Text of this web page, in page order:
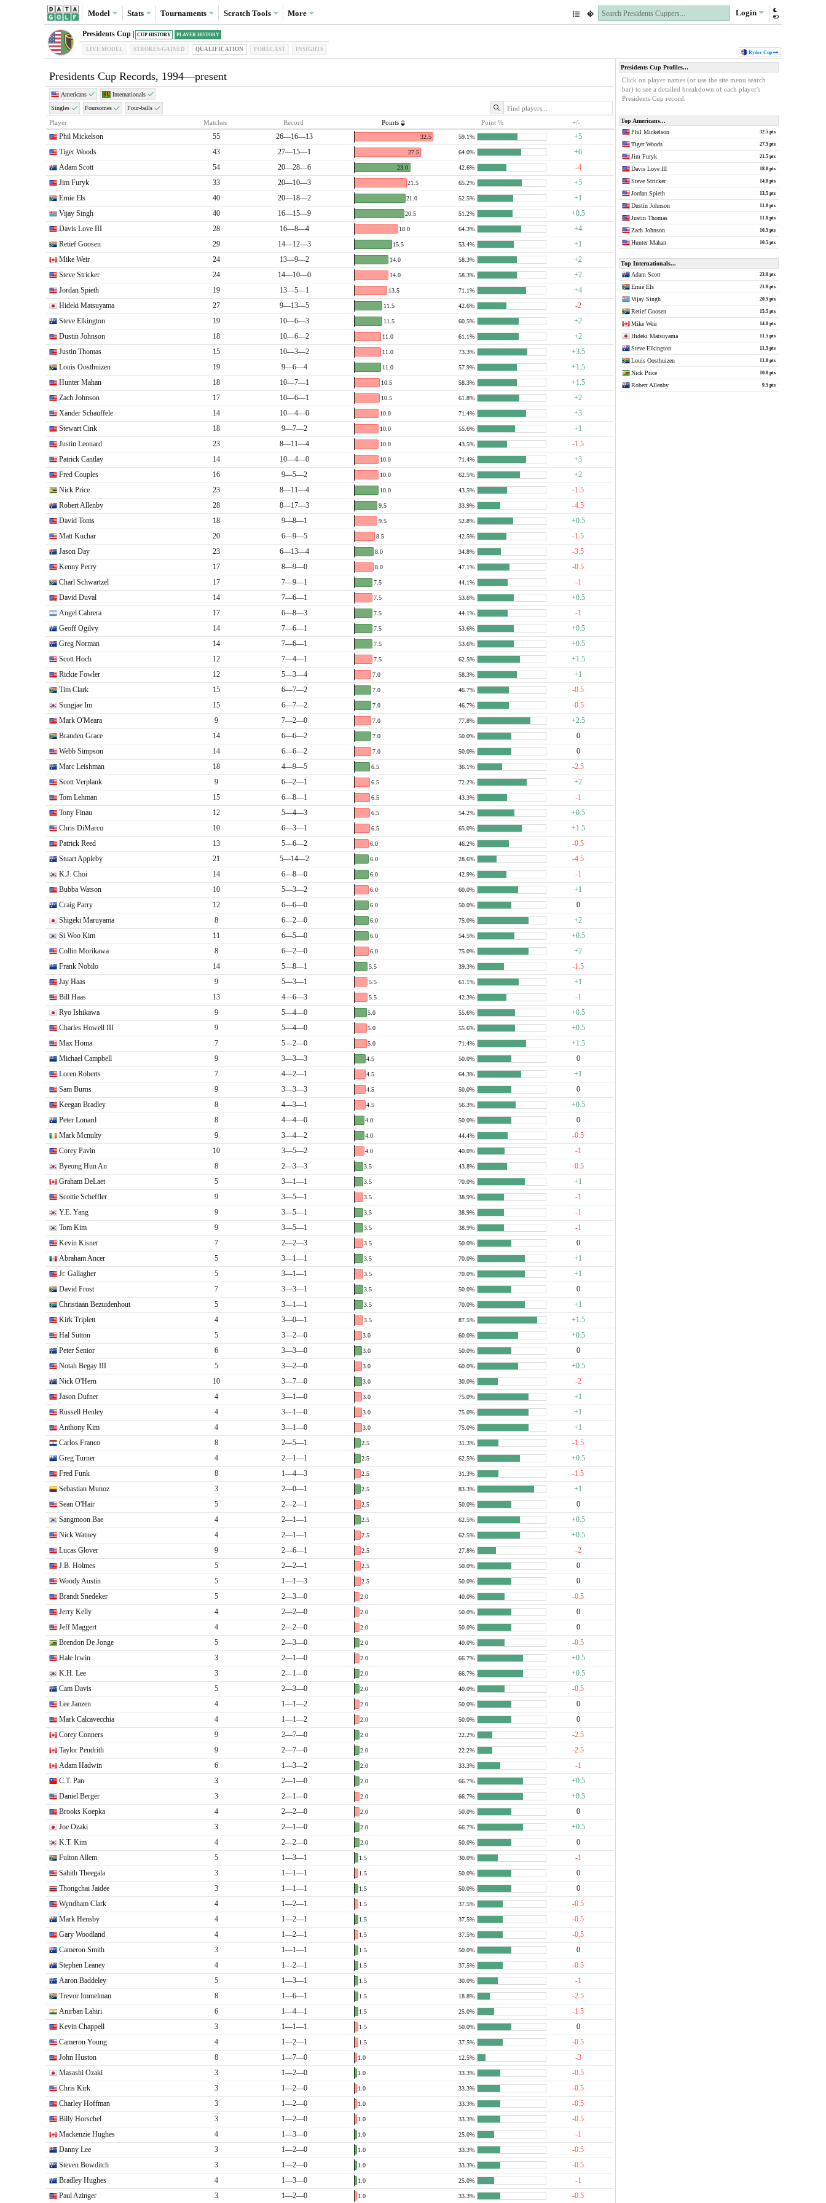
Model Stats Tournaments ScratchTools More Login
Ryder Cup
Presidents Cup | PLAYER HISTORY
CUP HISTORY
LIVE MODEL STROKES-GAINED QUALIFICATION FORECAST INSIGHTS
Presidents Cup Records, 1994—present
Americans Internationals
Singles Foursomes Four-balls
Player Matches Record Points Point % +/-
Phil Mickelson 55 26—16—13 32.5 59.1%
+5
Tiger Woods
43 27—15—1 27.5 64.0%
+6
Adam Scott
54 20—28—6 23.0 42.6%
-4
Jim Furyk
33 20—10—3 21.5 65.2%
+5
Ernie Els
40 20—18—2 21.0 52.5%
+1
Vijay Singh
40 16—15—9 20.5 51.2%
+0.5
Davis Love III
28 16—8—4 18.0 64.3%
+4
Retief Goosen
29 14—12—3 15.5 53.4%
+1
Mike Weir
24 13—9—2 14.0 58.3%
+2
Steve Stricker
24 14—10—0 14.0 58.3%
+2
Jordan Spieth
19 13—5—1 13.5 71.1%
+4
Hideki Matsuyama
27 9—13—5 11.5 42.6%
-2
Steve Elkington
19 10—6—3 11.5 60.5%
+2
Dustin Johnson
18 10—6—2 11.0 61.1%
+2
Justin Thomas
15 10—3—2 11.0 73.3%
+3.5
Louis Oosthuizen
19 9—6—4 11.0 57.9%
+1.5
Hunter Mahan
18 10—7—1 10.5 58.3%
+1.5
Zach Johnson
17 10—6—1 10.5 61.8%
+2
Xander Schauffele
14 10—4—0 10.0 71.4%
+3
Stewart Cink
18 9—7—2 10.0 55.6%
+1
Justin Leonard
23 8—11—4 10.0 43.5%
-1.5
Patrick Cantlay
14 10—4—0 10.0 71.4%
+3
Fred Couples
16 9—5—2 10.0 62.5%
+2
Nick Price
23 8—11—4 10.0 43.5%
-1.5
Robert Allenby
28 8—17—3 9.5 33.9%
-4.5
David Toms
18 9—8—1 9.5 52.8%
+0.5
Matt Kuchar
20 6—9—5 8.5 42.5%
-1.5
Jason Day
23 6—13—4 8.0 34.8%
-3.5
Kenny Perry
17 8—9—0 8.0 47.1%
-0.5
Charl Schwartzel
17 7—9—1 7.5 44.1%
-1
David Duval
14 7—6—1 7.5 53.6%
+0.5
Angel Cabrera
17 6—8—3 7.5 44.1%
-1
Geoff Ogilvy
14 7—6—1 7.5 53.6%
+0.5
Greg Norman
14 7—6—1 7.5 53.6%
+0.5
Scott Hoch
12 7—4—1 7.5 62.5%
+1.5
Rickie Fowler
12 5—3—4 7.0 58.3%
+1
Tim Clark
15 6—7—2 7.0 46.7%
-0.5
Sungjae Im
15 6—7—2 7.0 46.7%
-0.5
Mark O'Meara
9 7—2—0 7.0 77.8%
+2.5
Branden Grace
14 6—6—2 7.0 50.0%
0
Webb Simpson
14 6—6—2 7.0 50.0%
0
Marc Leishman
18 4—9—5 6.5 36.1%
-2.5
Scott Verplank
9 6—2—1 6.5 72.2%
+2
Tom Lehman
15 6—8—1 6.5 43.3%
-1
Tony Finau
12 5—4—3 6.5 54.2%
+0.5
Chris DiMarco
10 6—3—1 6.5 65.0%
+1.5
Patrick Reed
13 5—6—2 6.0 46.2%
-0.5
Stuart Appleby
21 5—14—2 6.0 28.6%
-4.5
K.J. Choi
14 6—8—0 6.0 42.9%
-1
Bubba Watson
10 5—3—2 6.0 60.0%
+1
Craig Parry
12 6—6—0 6.0 50.0%
0
Shigeki Maruyama
8 6—2—0 6.0 75.0%
+2
Si Woo Kim
11 6—5—0 6.0 54.5%
+0.5
Collin Morikawa
8 6—2—0 6.0 75.0%
+2
Frank Nobilo
14 5—8—1 5.5 39.3%
-1.5
Jay Haas
9 5—3—1 5.5 61.1%
+1
Bill Haas
13 4—6—3 5.5 42.3%
-1
Ryo Ishikawa
9 5—4—0 5.0 55.6%
+0.5
Charles Howell III
9 5—4—0 5.0 55.6%
+0.5
Max Homa
7 5—2—0 5.0 71.4%
+1.5
Michael Campbell
9 3—3—3 4.5 50.0%
0
Loren Roberts
7 4—2—1 4.5 64.3%
+1
Sam Burns
9 3—3—3 4.5 50.0%
0
Keegan Bradley
8 4—3—1 4.5 56.3%
+0.5
Peter Lonard
8 4—4—0 4.0 50.0%
0
Mark Mcnulty
9 3—4—2 4.0 44.4%
-0.5
Corey Pavin
10 3—5—2 4.0 40.0%
-1
Byeong Hun An
8 2—3—3 3.5 43.8%
-0.5
Graham DeLaet
5 3—1—1 3.5 70.0%
+1
Scottie Scheffler
9 3—5—1 3.5 38.9%
-1
Y.E. Yang
9 3—5—1 3.5 38.9%
-1
Tom Kim
9 3—5—1 3.5 38.9%
-1
Kevin Kisner
7 2—2—3 3.5 50.0%
0
Abraham Ancer
5 3—1—1 3.5 70.0%
+1
Jr. Gallagher
5 3—1—1 3.5 70.0%
+1
David Frost
7 3—3—1 3.5 50.0%
0
Christiaan Bezuidenhout
5 3—1—1 3.5 70.0%
+1
Kirk Triplett
4 3—0—1 3.5 87.5%
+1.5
Hal Sutton
5 3—2—0 3.0 60.0%
+0.5
Peter Senior
6 3—3—0 3.0 50.0%
0
Notah Begay III
5 3—2—0 3.0 60.0%
+0.5
Nick O'Hern
10 3—7—0 3.0 30.0%
-2
Jason Dufner
4 3—1—0 3.0 75.0%
+1
Russell Henley
4 3—1—0 3.0 75.0%
+1
Anthony Kim
4 3—1—0 3.0 75.0%
+1
Carlos Franco
8 2—5—1 2.5 31.3%
-1.5
Greg Turner
4 2—1—1 2.5 62.5%
+0.5
Fred Funk
8 1—4—3 2.5 31.3%
-1.5
Sebastian Munoz
3 2—0—1 2.5 83.3%
+1
Sean O'Hair
5 2—2—1 2.5 50.0%
0
Sangmoon Bae
4 2—1—1 2.5 62.5%
+0.5
Nick Watney
4 2—1—1 2.5 62.5%
+0.5
Lucas Glover
9 2—6—1 2.5 27.8%
-2
J.B. Holmes
5 2—2—1 2.5 50.0%
0
Woody Austin
5 1—1—3 2.5 50.0%
0
Brandt Snedeker
5 2—3—0 2.0 40.0%
-0.5
Jerry Kelly
4 2—2—0 2.0 50.0%
0
Jeff Maggert
4 2—2—0 2.0 50.0%
0
Brendon De Jonge
5 2—3—0 2.0 40.0%
-0.5
Hale Irwin
3 2—1—0 2.0 66.7%
+0.5
K.H. Lee
3 2—1—0 2.0 66.7%
+0.5
Cam Davis
5 2—3—0 2.0 40.0%
-0.5
Lee Janzen
4 1—1—2 2.0 50.0%
0
Mark Calcavecchia
4 1—1—2 2.0 50.0%
0
Corey Conners
9 2—7—0 2.0 22.2%
-2.5
Taylor Pendrith
9 2—7—0 2.0 22.2%
-2.5
Adam Hadwin
6 1—3—2 2.0 33.3%
-1
C.T. Pan
3 2—1—0 2.0 66.7%
+0.5
Daniel Berger
3 2—1—0 2.0 66.7%
+0.5
Brooks Koepka
4 2—2—0 2.0 50.0%
0
Joe Ozaki
3 2—1—0 2.0 66.7%
+0.5
K.T. Kim
4 2—2—0 2.0 50.0%
0
Fulton Allem
5 1—3—1 1.5 30.0%
-1
Sahith Theegala
3 1—1—1 1.5 50.0%
0
Thongchai Jaidee
3 1—1—1 1.5 50.0%
0
Wyndham Clark
4 1—2—1 1.5 37.5%
-0.5
Mark Hensby
4 1—2—1 1.5 37.5%
-0.5
Gary Woodland
4 1—2—1 1.5 37.5%
-0.5
Cameron Smith
3 1—1—1 1.5 50.0%
0
Stephen Leaney
4 1—2—1 1.5 37.5%
-0.5
Aaron Baddeley
5 1—3—1 1.5 30.0%
-1
Trevor Immelman
8 1—6—1 1.5 18.8%
-2.5
Anirban Lahiri
6 1—4—1 1.5 25.0%
-1.5
Kevin Chappell
3 1—1—1 1.5 50.0%
0
Cameron Young
4 1—2—1 1.5 37.5%
-0.5
John Huston
8 1—7—0 1.0 12.5%
-3
Masashi Ozaki
3 1—2—0 1.0 33.3%
-0.5
Chris Kirk
3 1—2—0 1.0 33.3%
-0.5
Charley Hoffman
3 1—2—0 1.0 33.3%
-0.5
Billy Horschel
3 1—2—0 1.0 33.3%
-0.5
Mackenzie Hughes
4 1—3—0 1.0 25.0%
-1
Danny Lee
3 1—2—0 1.0 33.3%
-0.5
Steven Bowditch
3 1—2—0 1.0 33.3%
-0.5
Bradley Hughes
4 1—3—0 1.0 25.0%
-1
Paul Azinger
3 1—2—0 1.0 33.3% -0.5
Presidents Cup Profiles...
Click on player names (or use the site menu search
bar) to see a detailed breakdown of each player's
Presidents Cup record.
Top Americans...
Phil Mickelson
32.5 pts
Tiger Woods 27.5 pts
Jim Furyk 21.5 pts
Davis Love III 18.0 pts
Steve Stricker 14.0 pts
Jordan Spieth 13.5 pts
Dustin Johnson 11.0 pts
Justin Thomas 11.0 pts
Zach Johnson 10.5 pts
Hunter Mahan 10.5 pts
Top Internationals...
Adam Scott
23.0 pts
Ernie Els 21.0 pts
Vijay Singh 20.5 pts
Retief Goosen 15.5 pts
Mike Weir 14.0 pts
Hideki Matsuyama 11.5 pts
Steve Elkington 11.5 pts
Louis Oosthuizen 11.0 pts
Nick Price 10.0 pts
Robert Allenby 9.5 pts